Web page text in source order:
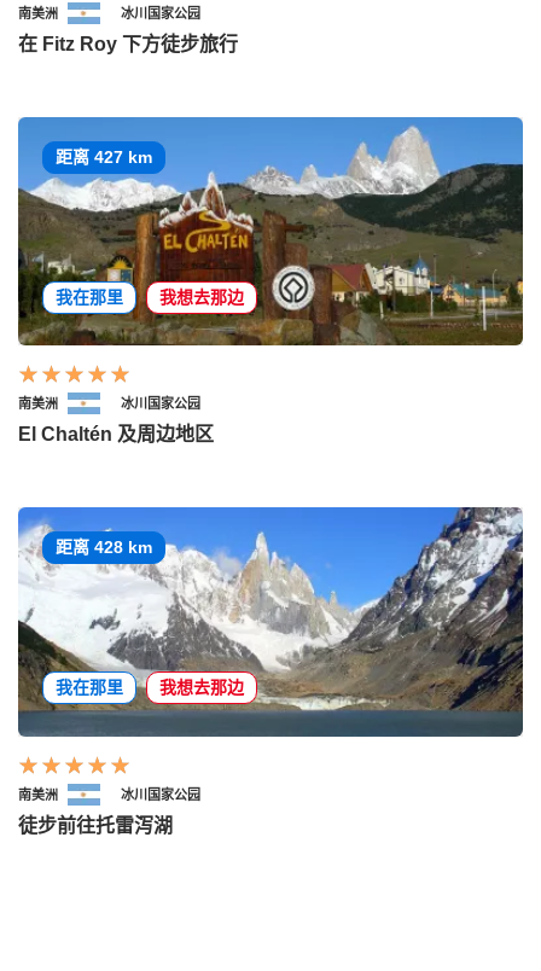
南美洲 冰川国家公园
在 Fitz Roy 下方徒步旅行
距离 427 km
我在那里 我想去那边
南美洲 冰川国家公园
El Chaltén 及周边地区
距离 428 km
我在那里 我想去那边
南美洲 冰川国家公园
徒步前往托雷泻湖